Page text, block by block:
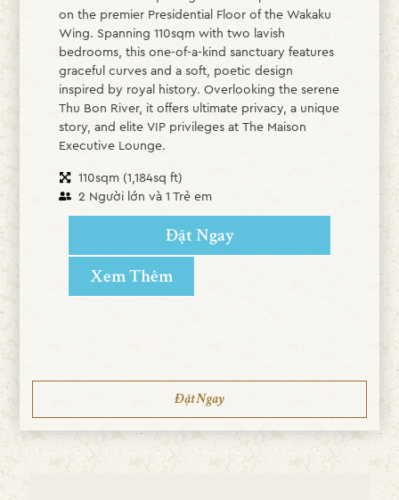
on the premier Presidential Floor of the Wakaku
Wing. Spanning 110sqm with two lavish
bedrooms, this one-of-a-kind sanctuary features
graceful curves and a soft, poetic design
inspired by royal history. Overlooking the serene
Thu Bon River, it offers ultimate privacy, a unique
story, and elite VIP privileges at The Maison
Executive Lounge.
110sqm (1,184sq ft)
2 Người lớn và 1 Trẻ em
Đặt Ngay
Xem Thêm
Đặt Ngay